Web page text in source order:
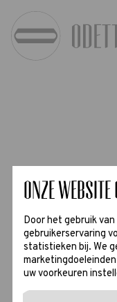
Onze
Door het gebruik
gebruikerservaring
statistieken bij. We
uw voorkeuren